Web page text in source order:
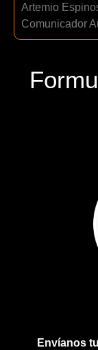
Artemio
Comunicador
Envíanos